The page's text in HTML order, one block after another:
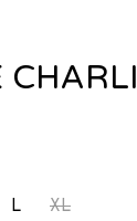
CHARLI
L XL